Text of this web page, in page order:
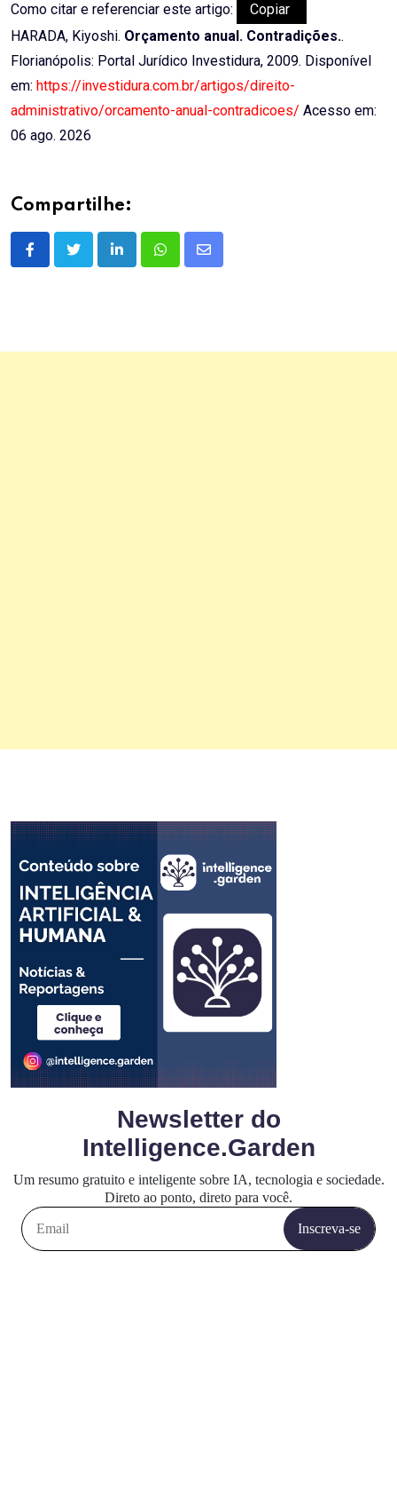
Como citar e referenciar este artigo:
Copiar
HARADA, Kiyoshi. Orçamento anual. Contradições..
Florianópolis: Portal Jurídico Investidura, 2009. Disponível
em: https://investidura.com.br/artigos/direito-
administrativo/orcamento-anual-contradicoes/ Acesso em:
06 ago. 2026
Compartilhe:
LinkedInWhatsappShare